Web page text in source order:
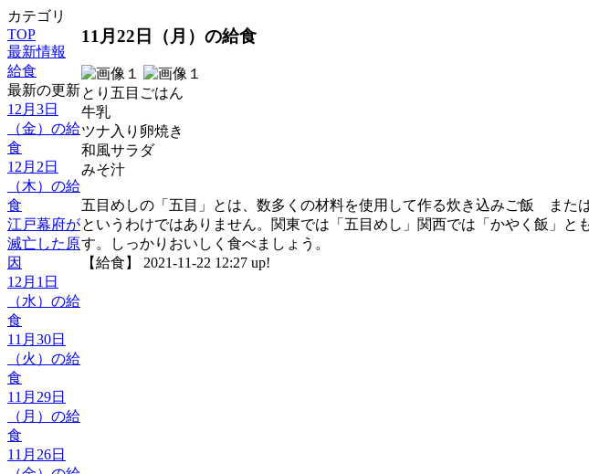
カテゴリ
TOP
最新情報
給食
最新の更新
12月3日
（金）の給
食
12月2日
（木）の給
食
江戸幕府が
滅亡した原
因
12月1日
（水）の給
食
11月30日
（火）の給
食
11月29日
（月）の給
食
11月26日
11月22日（月）の給食
とり五目ごはん
牛乳
ツナ入り卵焼き
和風サラダ
みそ汁
五目めしの「五目」とは、数多くの材料を使用して作る炊き込みご飯 ま
というわけではありません。関東では「五目めし」関西では「かやく飯」
す。しっかりおいしく食べましょう。
【給食】 2021-11-22 12:27 up!